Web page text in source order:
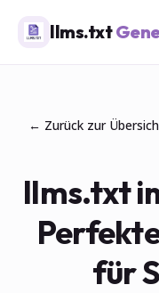
llms.txt
← Zurück zur
llms.txt
für